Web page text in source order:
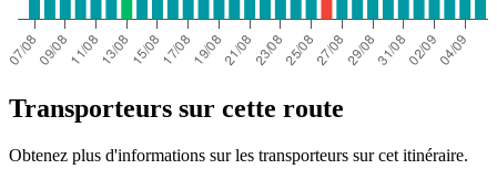
Transporteurs sur cette route
Obtenez plus d'informations sur les transporteurs sur cet itinéraire.